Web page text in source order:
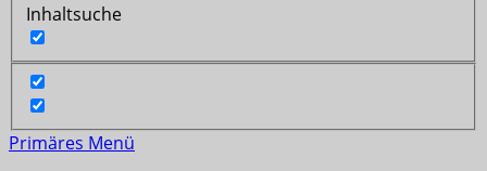
Inhaltsuche
Primäres Menü